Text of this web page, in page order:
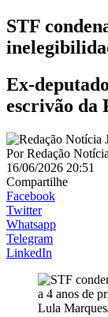
STF
Ex-
escrivão da
PorRedação
16/06/2026 20:51
Compartilhe
Facebook
Twitter
Whatsapp
Telegram
LinkedIn
Lula